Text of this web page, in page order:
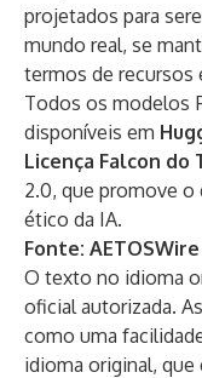
projetados para
mundo real, se
termos de recursos
Todos os modelos
disponíveis em
Licença Falcon do
2.0, que promove
ético da IA.
Fonte: AETOSWire
O texto no idioma
oficial autorizada.
como uma
idioma original,